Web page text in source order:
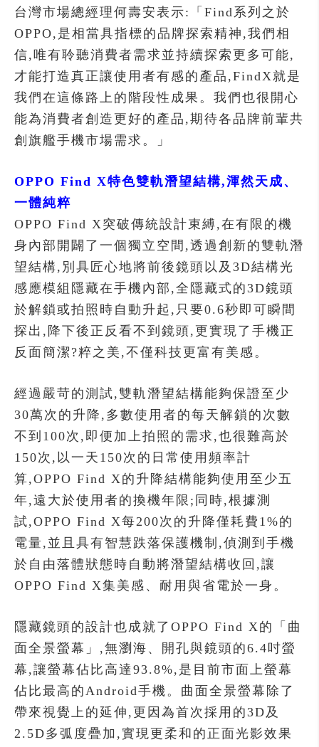
台灣市場總經理何壽安表示:「Find系列之於
OPPO,是相當具指標的品牌探索精神,我們相
信,唯有聆聽消費者需求並持續探索更多可能,
才能打造真正讓使用者有感的產品,FindX就是
我們在這條路上的階段性成果。我們也很開心
能為消費者創造更好的產品,期待各品牌前輩共
創旗艦手機市場需求。」
OPPO Find X特色雙軌潛望結構,渾然天成、
一體純粹
OPPO Find X突破傳統設計束縛,在有限的機
身內部開闢了一個獨立空間,透過創新的雙軌潛
望結構,別具匠心地將前後鏡頭以及3D結構光
感應模組隱藏在手機內部,全隱藏式的3D鏡頭
於解鎖或拍照時自動升起,只要0.6秒即可瞬間
探出,降下後正反看不到鏡頭,更實現了手機正
反面簡潔?粹之美,不僅科技更富有美感。
經過嚴苛的測試,雙軌潛望結構能夠保證至少
30萬次的升降,多數使用者的每天解鎖的次數
不到100次,即便加上拍照的需求,也很難高於
150次,以一天150次的日常使用頻率計
算,OPPO Find X的升降結構能夠使用至少五
年,遠大於使用者的換機年限;同時,根據測
試,OPPO Find X每200次的升降僅耗費1%的
電量,並且具有智慧跌落保護機制,偵測到手機
於自由落體狀態時自動將潛望結構收回,讓
OPPO Find X集美感、耐用與省電於一身。
隱藏鏡頭的設計也成就了OPPO Find X的「曲
面全景螢幕」,無瀏海、開孔與鏡頭的6.4吋螢
幕,讓螢幕佔比高達93.8%,是目前市面上螢幕
佔比最高的Android手機。曲面全景螢幕除了
帶來視覺上的延伸,更因為首次採用的3D及
2.5D多弧度疊加,實現更柔和的正面光影效果